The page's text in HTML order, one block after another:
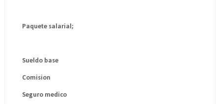
Paquete salarial;
Sueldo base
Comision
Seguro medico